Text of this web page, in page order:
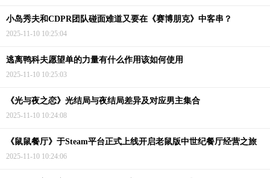
小岛秀夫和CDPR团队碰面难道又要在《赛博朋克》中客串？
2025-11-10 10:25:04
逃离鸭科夫愿望单的力量有什么作用该如何使用
2025-11-10 10:25:03
《光与夜之恋》光结局与夜结局差异及对应男主集合
2025-11-10 10:24:08
《鼠鼠餐厅》于Steam平台正式上线开启老鼠版中世纪餐厅经营之旅
2025-11-10 10:24:06